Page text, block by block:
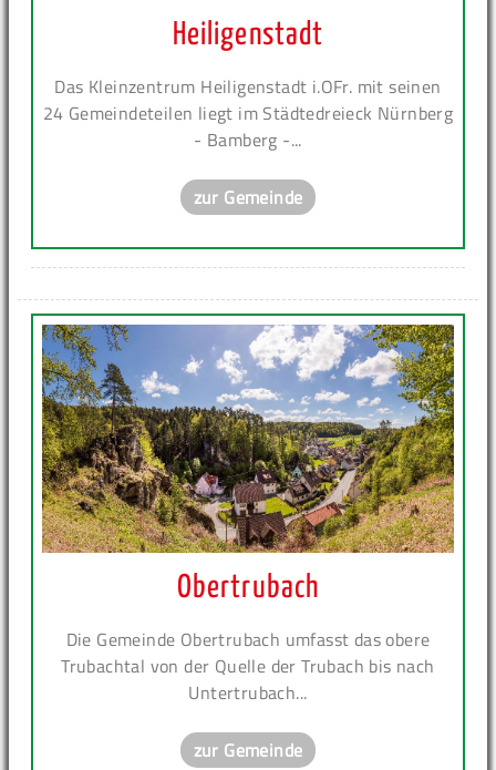
Heiligenstadt
Das Kleinzentrum Heiligenstadt i.OFr. mit seinen
24 Gemeindeteilen liegt im Städtedreieck Nürnberg
- Bamberg -...
zur Gemeinde
Obertrubach
Die Gemeinde Obertrubach umfasst das obere
Trubachtal von der Quelle der Trubach bis nach
Untertrubach...
zur Gemeinde